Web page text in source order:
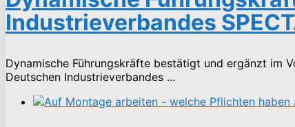
Industrieverbandes
Dynamische Führungskräfte bestätigt und ergänzt im
Deutschen Industrieverbandes ...